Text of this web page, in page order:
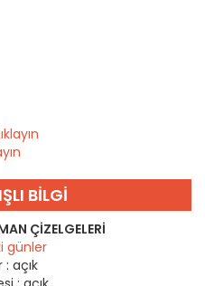
BILGI
ÇIZELGELERI
günler
: açık